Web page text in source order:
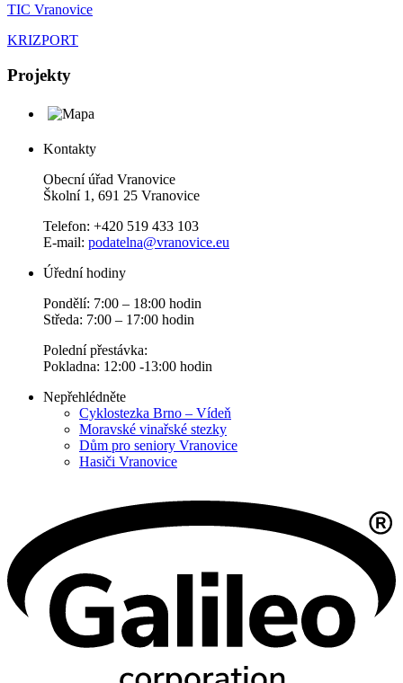
TIC Vranovice
KRIZPORT
Projekty
Kontakty
Obecní úřad Vranovice
Školní 1, 691 25 Vranovice
Telefon: +420 519 433 103
E-mail: podatelna@vranovice.eu
Úřední hodiny
Pondělí: 7:00 – 18:00 hodin
Středa: 7:00 – 17:00 hodin
Polední přestávka:
Pokladna: 12:00 -13:00 hodin
Nepřehlédněte
Cyklostezka Brno – Vídeň
Moravské vinařské stezky
Dům pro seniory Vranovice
Hasiči Vranovice